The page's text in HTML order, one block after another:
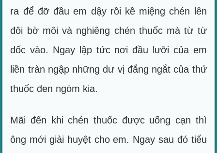
ra để đỡ đầu em dậy rồi kề miệng chén lên
đôi bờ môi và nghiêng chén thuốc mà từ từ
dốc vào. Ngay lập tức nơi đầu lưỡi của em
liền tràn ngập những dư vị đắng ngắt của thứ
thuốc đen ngòm kia.
Mãi đến khi chén thuốc được uống cạn thì
ông mới giải huyệt cho em. Ngay sau đó tiểu